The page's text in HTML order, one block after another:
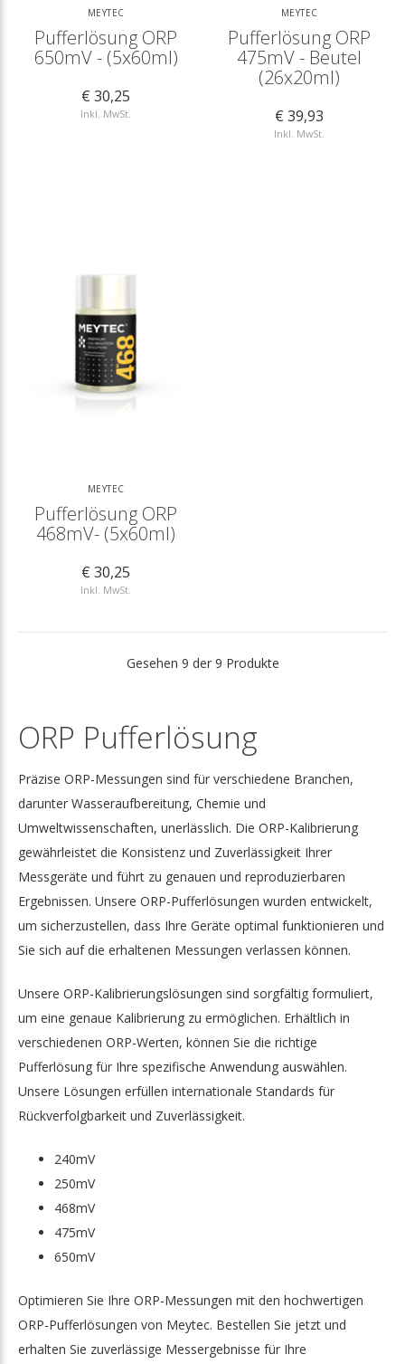
MEYTEC
Pufferlösung ORP
650mV - (5x60ml)
€ 30,25
Inkl. MwSt.
MEYTEC
Pufferlösung ORP
475mV - Beutel
(26x20ml)
€ 39,93
Inkl. MwSt.
MEYTEC
Pufferlösung ORP
468mV- (5x60ml)
€ 30,25
Inkl. MwSt.
Gesehen 9 der 9 Produkte
ORP Pufferlösung
Präzise ORP-Messungen sind für verschiedene Branchen,
darunter Wasseraufbereitung, Chemie und
Umweltwissenschaften, unerlässlich. Die ORP-Kalibrierung
gewährleistet die Konsistenz und Zuverlässigkeit Ihrer
Messgeräte und führt zu genauen und reproduzierbaren
Ergebnissen. Unsere ORP-Pufferlösungen wurden entwickelt,
um sicherzustellen, dass Ihre Geräte optimal funktionieren und
Sie sich auf die erhaltenen Messungen verlassen können.
Unsere ORP-Kalibrierungslösungen sind sorgfältig formuliert,
um eine genaue Kalibrierung zu ermöglichen. Erhältlich in
verschiedenen ORP-Werten, können Sie die richtige
Pufferlösung für Ihre spezifische Anwendung auswählen.
Unsere Lösungen erfüllen internationale Standards für
Rückverfolgbarkeit und Zuverlässigkeit.
240mV
250mV
468mV
475mV
650mV
Optimieren Sie Ihre ORP-Messungen mit den hochwertigen
ORP-Pufferlösungen von Meytec. Bestellen Sie jetzt und
erhalten Sie zuverlässige Messergebnisse für Ihre